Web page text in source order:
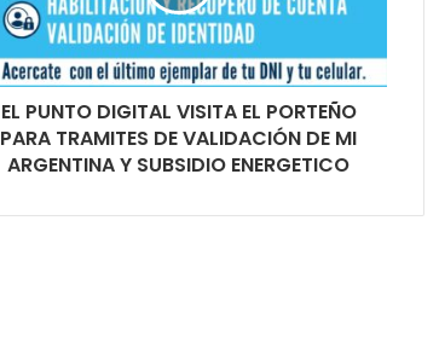
EL PUNTO DIGITAL VISITA EL PORTEÑO
PARA TRAMITES DE VALIDACIÓN DE MI
ARGENTINA Y SUBSIDIO ENERGETICO